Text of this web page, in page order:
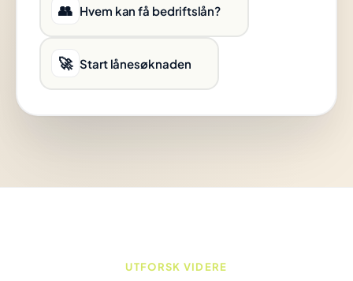
👥 Hvem kan få bedriftslån?
🚀 Start lånesøknaden
UTFORSK VIDERE